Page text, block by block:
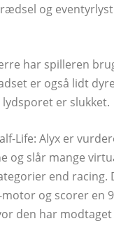
og
har spilleren
er også lidt
er slukket.
Life: Alyx er
og slår mange
end racing.
og scorer en
den har